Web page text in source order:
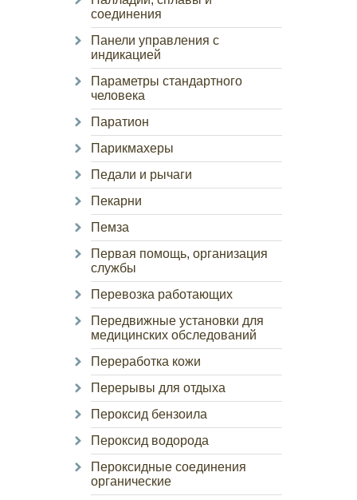
соединения
Панели управления с
индикацией
Параметры стандартного
человека
Паратион
Парикмахеры
Педали и рычаги
Пекарни
Пемза
Первая помощь, организация
службы
Перевозка работающих
Передвижные установки для
медицинских обследований
Переработка кожи
Перерывы для отдыха
Пероксид бензоила
Пероксид водорода
Пероксидные соединения
органические